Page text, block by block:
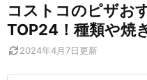
コストコのピザお
TOP24！種類や焼
2024年4月7日更新